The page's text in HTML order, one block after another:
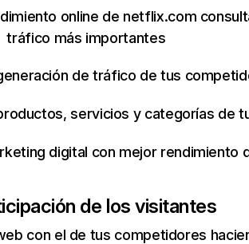
online de netflix.com
tráfico más importantes
de tráfico de tus
servicios y categorías de
digital con mejor rendimiento
de los visitantes
con el de tus competidores